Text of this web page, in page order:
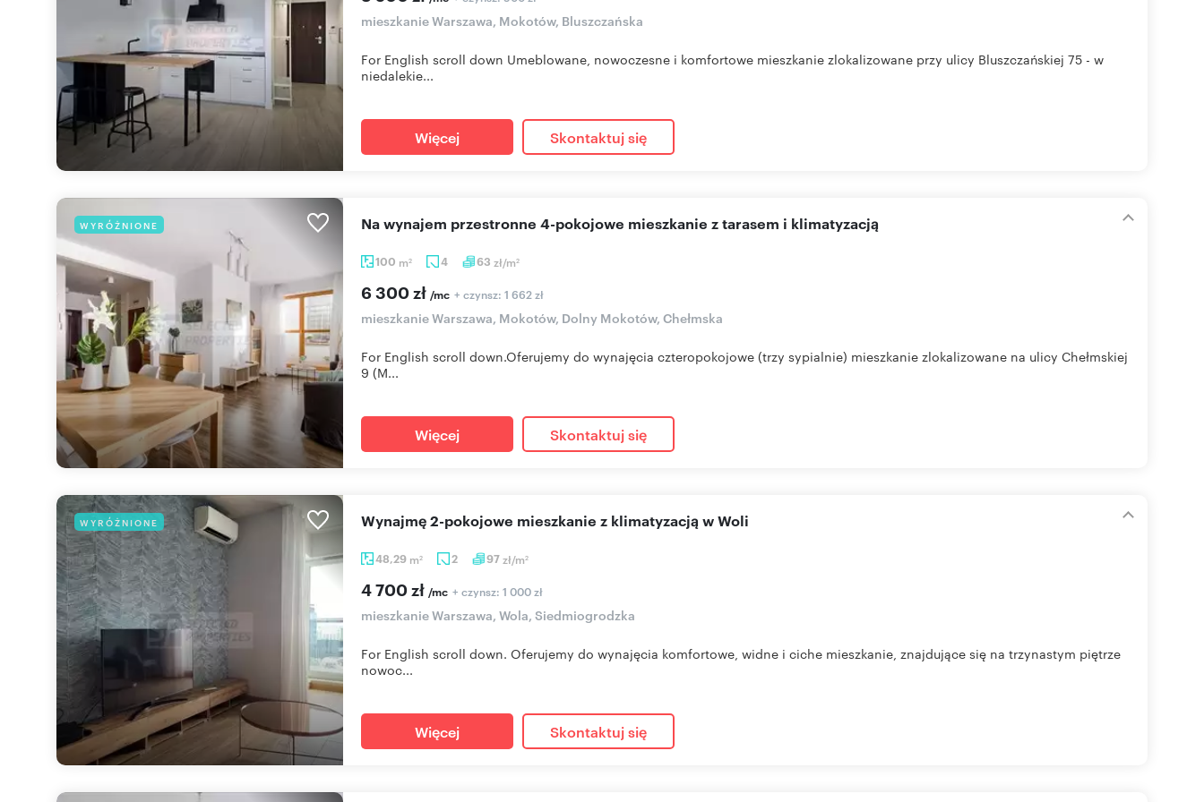
mieszkanie Warszawa, Mokotów, Bluszczańska
For English scroll down Umeblowane, nowoczesne i komfortowe mieszkanie zlokalizowane przy ulicy Bluszczańskiej 75 - w
niedalekie...
Więcej Skontaktuj się
WYRÓŻNIONE
100 m2 4 63 zł/m2
Na wynajem przestronne 4-pokojowe mieszkanie z tarasem i klimatyzacją
6 300 zł /mc + czynsz: 1 662 zł
mieszkanie Warszawa, Mokotów, Dolny Mokotów, Chełmska
For English scroll down.Oferujemy do wynajęcia czteropokojowe (trzy sypialnie) mieszkanie zlokalizowane na ulicy Chełmskiej
9 (M...
Więcej Skontaktuj się
WYRÓŻNIONE
48,29 m2 2 97zł/m2
Wynajmę 2-pokojowe mieszkanie z klimatyzacją w Woli
4 700 zł /mc + czynsz: 1 000 zł
mieszkanie Warszawa, Wola, Siedmiogrodzka
For English scroll down. Oferujemy do wynajęcia komfortowe, widne i ciche mieszkanie, znajdujące się na trzynastym piętrze
nowoc...
Więcej Skontaktuj się